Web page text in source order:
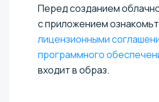
Перед созданием
с приложением
лицензионными
программного
входит в образ.